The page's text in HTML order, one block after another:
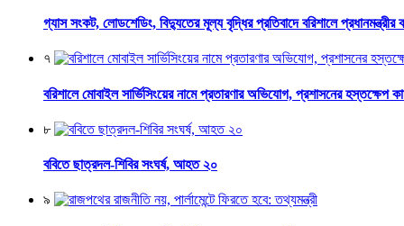
গ্যাস সংকট, লোডশেডিং, বিদ্যুতের মূল্য বৃদ্ধির প্রতিবাদে বরিশালে প্রধানমন্ত্রীর
৭
বরিশালে মোবাইল সার্ভিসিংয়ের নামে প্রতারণার অভিযোগ, প্রশাসনের হস্তক্ষেপ
৮
ববিতে ছাত্রদল-শিবির সংঘর্ষ, আহত ২০
৯